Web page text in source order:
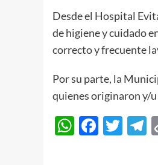
Desde el Hospital
de higiene y cuidado
correcto y frecuente
Por su parte, la
quienes originaron y/